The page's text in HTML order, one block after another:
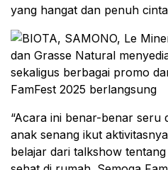
yang hangat dan penuh
“Acara ini benar-benar seru
anak senang ikut
belajar dari talkshow